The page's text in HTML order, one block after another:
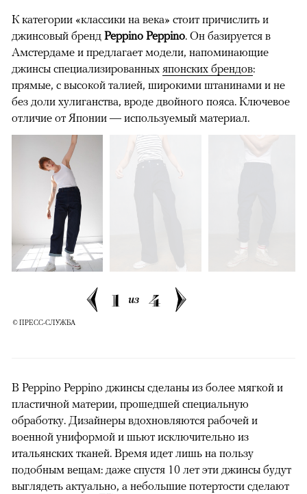
К категории «классики на века» стоит причислить и
джинсовый бренд Peppino Peppino. Он базируется в
Амстердаме и предлагает модели, напоминающие
джинсы специализированных японских брендов:
прямые, с высокой талией, широкими штанинами и не
без доли хулиганства, вроде двойного пояса. Ключевое
отличие от Японии — используемый материал.
1 из 4
© ПРЕСС-СЛУЖБА
В Peppino Peppino джинсы сделаны из более мягкой и
пластичной материи, прошедшей специальную
обработку. Дизайнеры вдохновляются рабочей и
военной униформой и шьют исключительно из
итальянских тканей. Время идет лишь на пользу
подобным вещам: даже спустя 10 лет эти джинсы будут
выглядеть актуально, а небольшие потертости сделают